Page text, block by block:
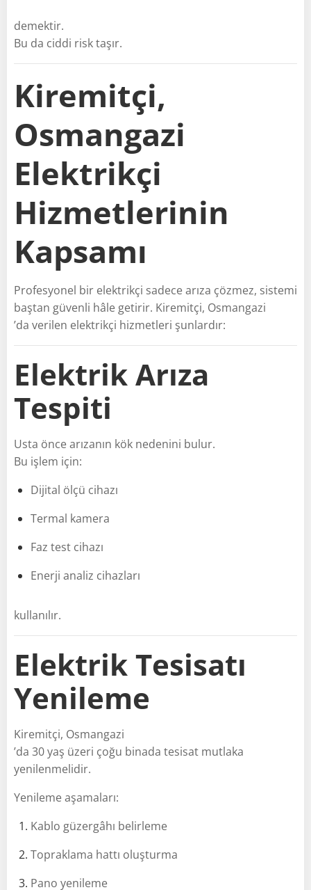
demektir.
Bu da ciddi risk taşır.
Kiremitçi,
Osmangazi
Elektrikçi
Hizmetlerinin
Kapsamı
Profesyonel bir elektrikçi sadece arıza çözmez, sistemi
baştan güvenli hâle getirir. Kiremitçi, Osmangazi
’da verilen elektrikçi hizmetleri şunlardır:
Elektrik Arıza
Tespiti
Usta önce arızanın kök nedenini bulur.
Bu işlem için:
Dijital ölçü cihazı
Termal kamera
Faz test cihazı
Enerji analiz cihazları
kullanılır.
Elektrik Tesisatı
Yenileme
Kiremitçi, Osmangazi
’da 30 yaş üzeri çoğu binada tesisat mutlaka
yenilenmelidir.
Yenileme aşamaları:
Kablo güzergâhı belirleme
Topraklama hattı oluşturma
Pano yenileme